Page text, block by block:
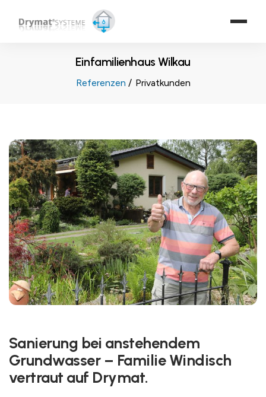
Einfamilienhaus Wilkau
Referenzen Privatkunden
Sanierung bei anstehendem
Grundwasser – Familie Windisch
vertraut auf Drymat.